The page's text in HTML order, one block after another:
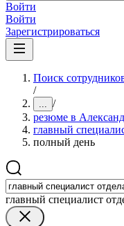
Войти
Войти
Зарегистрироваться
Поиск
/
... /
резюме в
главный
полный день
главный специалист